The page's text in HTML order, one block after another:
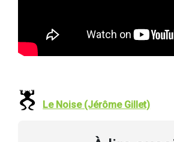
Le Noise (Jérôme Gillet)